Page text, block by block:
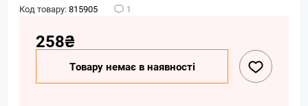
Код товару:815905 1
258₴
Товару немає в наявності